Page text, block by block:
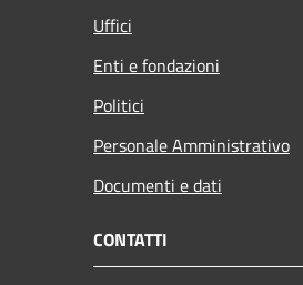
Uffici
Enti e fondazioni
Politici
Personale Amministrativo
Documenti e dati
CONTATTI